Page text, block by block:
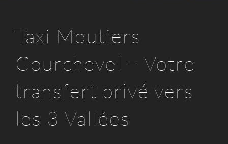
Taxi Moutiers
Courchevel – Votre
transfert privé vers
les 3 Vallées